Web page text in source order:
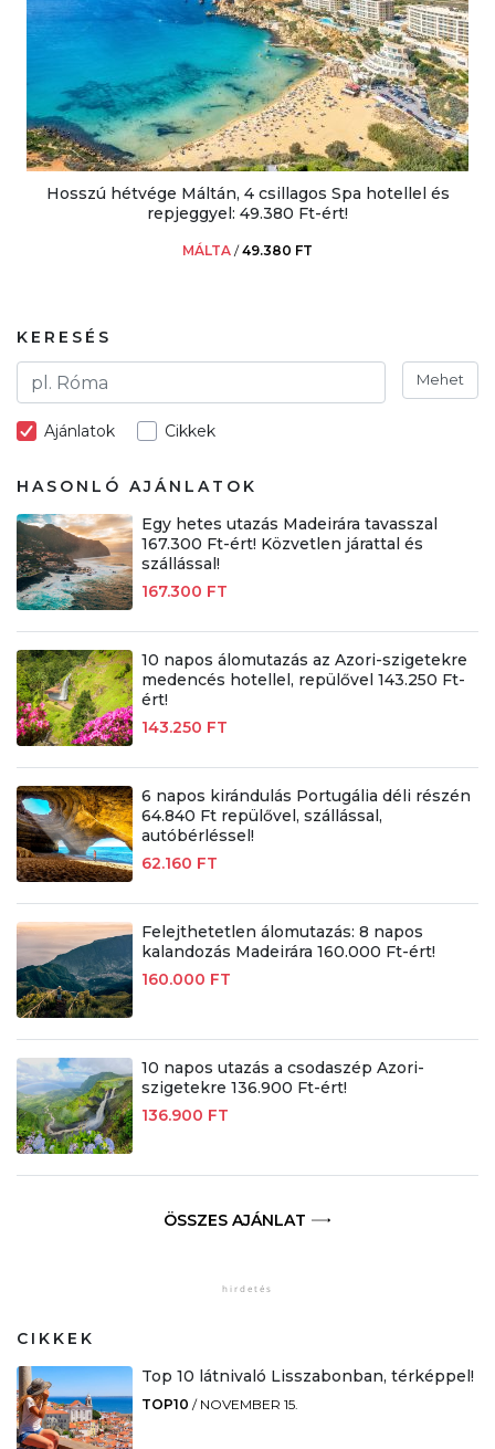
Hosszú hétvége Máltán, 4 csillagos Spa hotellel és
repjeggyel: 49.380 Ft-ért!
MÁLTA /49.380 FT
KERESÉS
Mehet
Ajánlatok Cikkek
HASONLÓ AJÁNLATOK
Egy hetes utazás Madeirára tavasszal
167.300 Ft-ért! Közvetlen járattal és
szállással!
167.300 FT
10 napos álomutazás az Azori-szigetekre
medencés hotellel, repülővel 143.250 Ft-
ért!
143.250 FT
6 napos kirándulás Portugália déli részén
64.840 Ft repülővel, szállással,
autóbérléssel!
62.160 FT
Felejthetetlen álomutazás: 8 napos
kalandozás Madeirára 160.000 Ft-ért!
160.000 FT
10 napos utazás a csodaszép Azori-
szigetekre 136.900 Ft-ért!
136.900 FT
ÖSSZES AJÁNLAT
CIKKEK
Top 10 látnivaló Lisszabonban, térképpel!
TOP10 / NOVEMBER 15.